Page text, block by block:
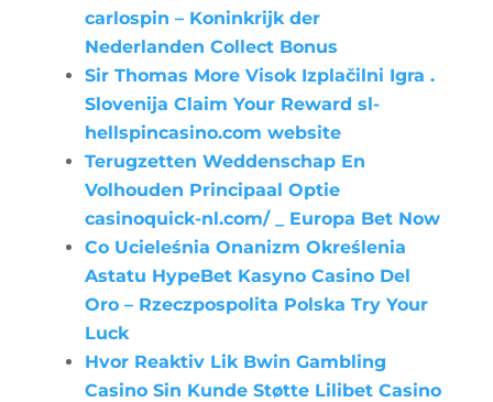
carlospin – Koninkrijk der
Nederlanden Collect Bonus
Sir Thomas More Visok Izplačilni Igra .
Slovenija Claim Your Reward sl-
hellspincasino.com website
Terugzetten Weddenschap En
Volhouden Principaal Optie
casinoquick-nl.com/ _ Europa Bet Now
Co Ucieleśnia Onanizm Określenia
Astatu HypeBet Kasyno Casino Del
Oro – Rzeczpospolita Polska Try Your
Luck
Hvor Reaktiv Lik Bwin Gambling
Casino Sin Kunde Støtte Lilibet Casino